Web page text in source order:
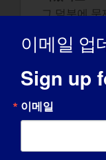
그 덕분에 문
웠어요. 아주
죠. 또한 근
에 더욱 열중
을 전공했고,
인생의 목적
이메일 업
Sign up
이메일